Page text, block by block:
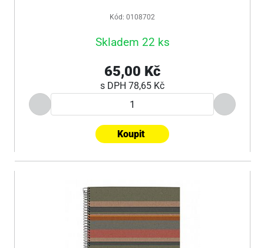
Kód: 0108702
Skladem 22 ks
65,00 Kč
s DPH 78,65 Kč
Koupit